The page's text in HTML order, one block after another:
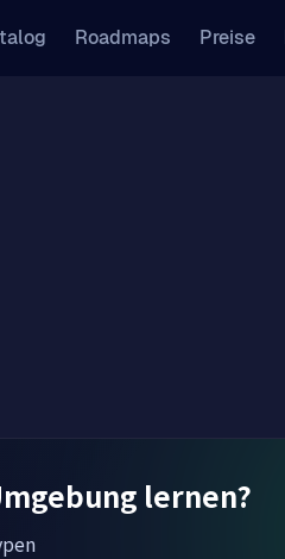
Features
Roadmaps Preise
lernen?